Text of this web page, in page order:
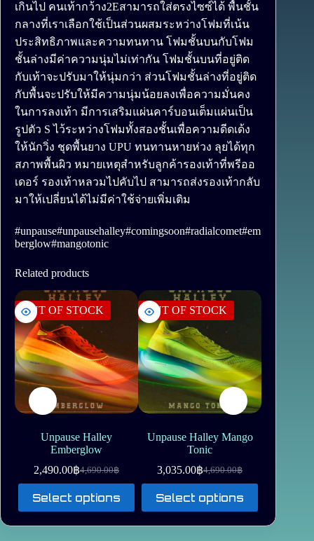
เกินไป คนเท้ากว้าง2Eสามารถใส่ตรงไซซ์ได้ พื้นชั้น
กลางที่เราเลือกใช้เป็นส่วนผสมระหว่างโฟมที่เน้น
ประสิทธิภาพและความทนทาน โฟมชั้นบนกับโฟม
ชั้นล่างมีค่าความนุ่มไม่เท่ากัน โฟมชั้นบนที่อยู่ติด
กับเท้าจะปรับมาให้นุ่มกว่า ส่วนโฟมชั้นล่างที่อยู่ติด
กับพื้นจะปรับให้มีความนุ่มน้อยลงเพื่อความมั่นคง
ในการลงเท้า มีการเสริมแผ่นคาร์บอนเต็มแผ่นเป็น
รูปตัว S ไว้ระหว่างโฟมทั้งสองชั้นเพื่อความดีดเด้ง
ให้นักวิ่ง ชุดพื้นยาง UPU ทนทานหายห่วง ลุยได้ทุก
สภาพพื้นผิว หมายเหตุสำหรับลูกค้ารองเท้าที่พรีออ
เดอร์ รองเท้าหลวมไปคับไป สามารถส่งรองเท้ากลับ
มาให้เปลี่ยนได้ไม่มีค่าใช้จ่ายเพิ่มเติม
#unpause#unpausehalley#comingsoon#radialcomet#em
berglow#mangotonic
Related products
OUT OF STOCK
Unpause Halley
Emberglow
4,690.00฿
Original
price
was:
4,690.00฿.
2,490.00฿Current
price
is:
2,490.00฿.
Select options
product
has
multiple
OUT OF STOCK
Unpause Halley Mango
Tonic
4,690.00฿
Original
price
was:
4,690.00฿.
3,035.00฿Current
price
is:
3,035.00฿.
Select options
product
has
multiple